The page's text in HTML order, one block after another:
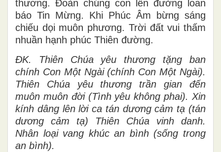
thương. Đoàn chúng con lên đường loan
báo Tin Mừng. Khi Phúc Âm bừng sáng
chiếu dọi muôn phương. Trời đất vui thấm
nhuần hạnh phúc Thiên đường.
ĐK. Thiên Chúa yêu thương tặng ban
chính Con Một Ngài (chính Con Một Ngài).
Thiên Chúa yêu thương trần gian đến
muôn muôn đời (Tình yêu không phai). Xin
kính dâng lên lời ca tán dương cảm tạ (tán
dương cảm tạ) Thiên Chúa vinh danh.
Nhân loại vang khúc an bình (sống trong
an bình).